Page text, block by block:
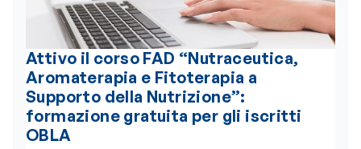
Attivo il corso FAD “Nutraceutica,
Aromaterapia e Fitoterapia a
Supporto della Nutrizione”:
formazione gratuita per gli iscritti
OBLA